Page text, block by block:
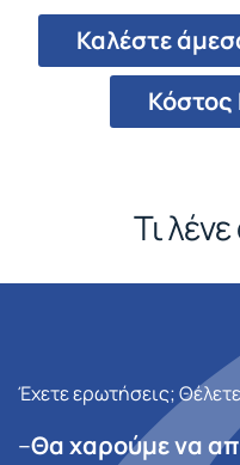
Καλέστε
Τι
Έχετε ερωτήσεις;
–Θα χαρούμε να